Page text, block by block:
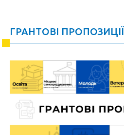
ГРАНТОВІ ПРОПОЗИЦІЇ